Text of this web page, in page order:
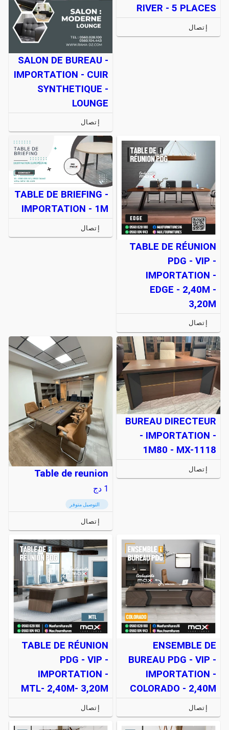
RIVER - 5 PLACES
إتصال
SALON DE BUREAU -
IMPORTATION - CUIR
SYNTHETIQUE -
LOUNGE
إتصال
TABLE DE RÉUNION
PDG - VIP -
IMPORTATION -
EDGE - 2,40M -
3,20M
إتصال
TABLE DE BRIEFING -
IMPORTATION - 1M
إتصال
BUREAU DIRECTEUR
- IMPORTATION -
1M80 - MX-1118
إتصال Table de reunion
1 دج
التوصيل متوفر
إتصال
ENSEMBLE DE
BUREAU PDG - VIP -
IMPORTATION -
COLORADO - 2,40M
إتصال
TABLE DE RÉUNION
PDG - VIP -
IMPORTATION -
MTL- 2,40M- 3,20M
إتصال